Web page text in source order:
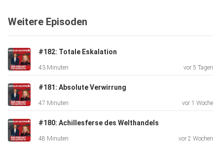
Weitere Episoden
#182: Totale Eskalation
43 Minuten vor 5 Tagen
#181: Absolute Verwirrung
47 Minuten vor 1 Woche
#180: Achillesferse des Welthandels
48 Minuten vor 2 Wochen